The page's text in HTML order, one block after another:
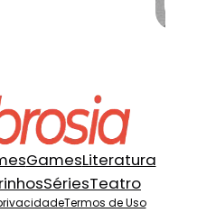
GamesLiteratura
SériesTeatro
Termos de Uso